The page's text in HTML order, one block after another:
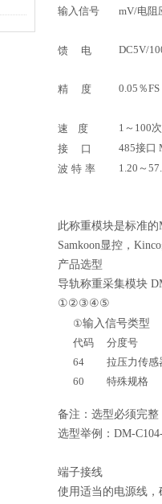
输入信号
mV/电阻
馈 电 DC5V/
精 度 0.05 ％
速 度 1 ～ 100
接
口 485接口
波 特 率 1.20～
此称重模块是标准
Samkoon显控 ，
产品选型
导轨称重采集模块
①②③④⑤
①输入信号类型
代码
分度号
64
60
拉压力传感
特殊规格
备注 ：选型必须完整
选型举例 ：DM-C104
端子接线
使用适当的电源线